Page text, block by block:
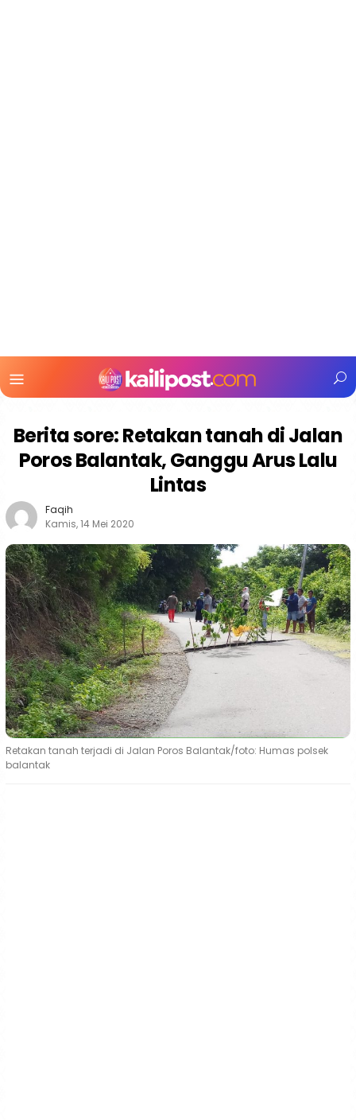
Mobile
Berita sore: Retakan tanah di Jalan
Poros Balantak, Ganggu Arus Lalu
Lintas
Faqih
Kamis, 14 Mei 2020
Retakan tanah terjadi di Jalan Poros Balantak/foto: Humas polsek
balantak